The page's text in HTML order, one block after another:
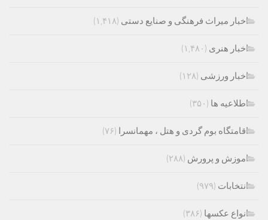
اخبار میراث فرهنگی و صنایع دستی (۱,۴۱۸)
اخبار هنری (۱,۴۸۰)
اخبار ورزشی (۱۲۸)
اطلاعیه ها (۳۵۰)
اقامتگاه بوم گردی و هتل ، مهمانسرا (۷۶)
اموزش و پرورش (۲۸۸)
انتخابات (۹۷۹)
انواع عکسها (۳۸۶)